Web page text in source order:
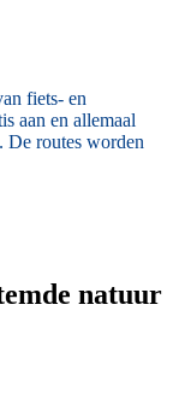
fiets- en
aan en allemaal
De routes worden
natuur